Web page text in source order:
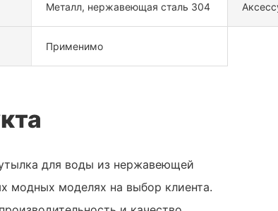
Металл, нержавеющая сталь 304
Применимо
для воды из нержавеющей
модных моделях на выбор клиента.